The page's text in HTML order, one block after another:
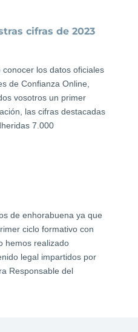
cifras de 2023
los datos oficiales
de Confianza Online,
vosotros un primer
las cifras destacadas
7.000
de enhorabuena ya que
ciclo formativo con
hemos realizado
legal impartidos por
Responsable del